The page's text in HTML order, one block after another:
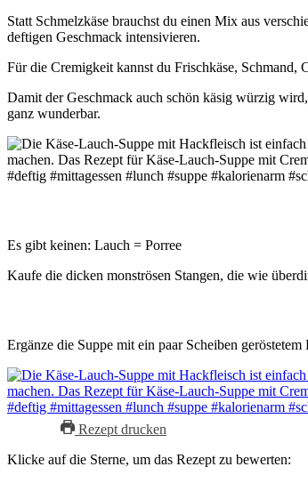
Statt Schmelzkäse brauchst du einen Mix aus
deftigen Geschmack intensivieren.
Für die Cremigkeit kannst du Frischkäse, Schmand,
Damit der Geschmack auch schön käsig würzig
ganz wunderbar.
Es gibt keinen: Lauch = Porree
Kaufe die dicken monströsen Stangen, die wie
Ergänze die Suppe mit ein paar Scheiben
Rezept drucken
Klicke auf die Sterne, um das Rezept zu bewerten: